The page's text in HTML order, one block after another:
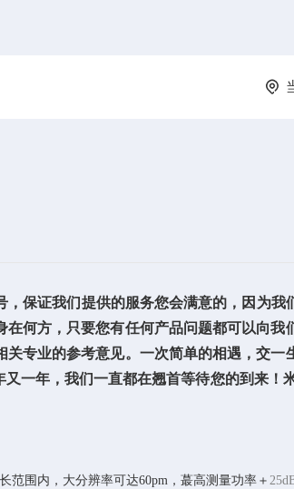
证我们提供的服务您会满意的，因为我
何方，只要您有任何产品问题都可以向
专业的参考意见。一次简单的相遇，交
年，我们一直都在翘首等待您的到来
范围内，大分辨率可达60pm，蕞高测量功率＋